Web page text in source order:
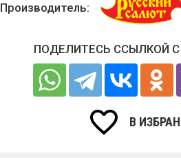
Производитель:
ПОДЕЛИТЕСЬ ССЫЛКОЙ
В